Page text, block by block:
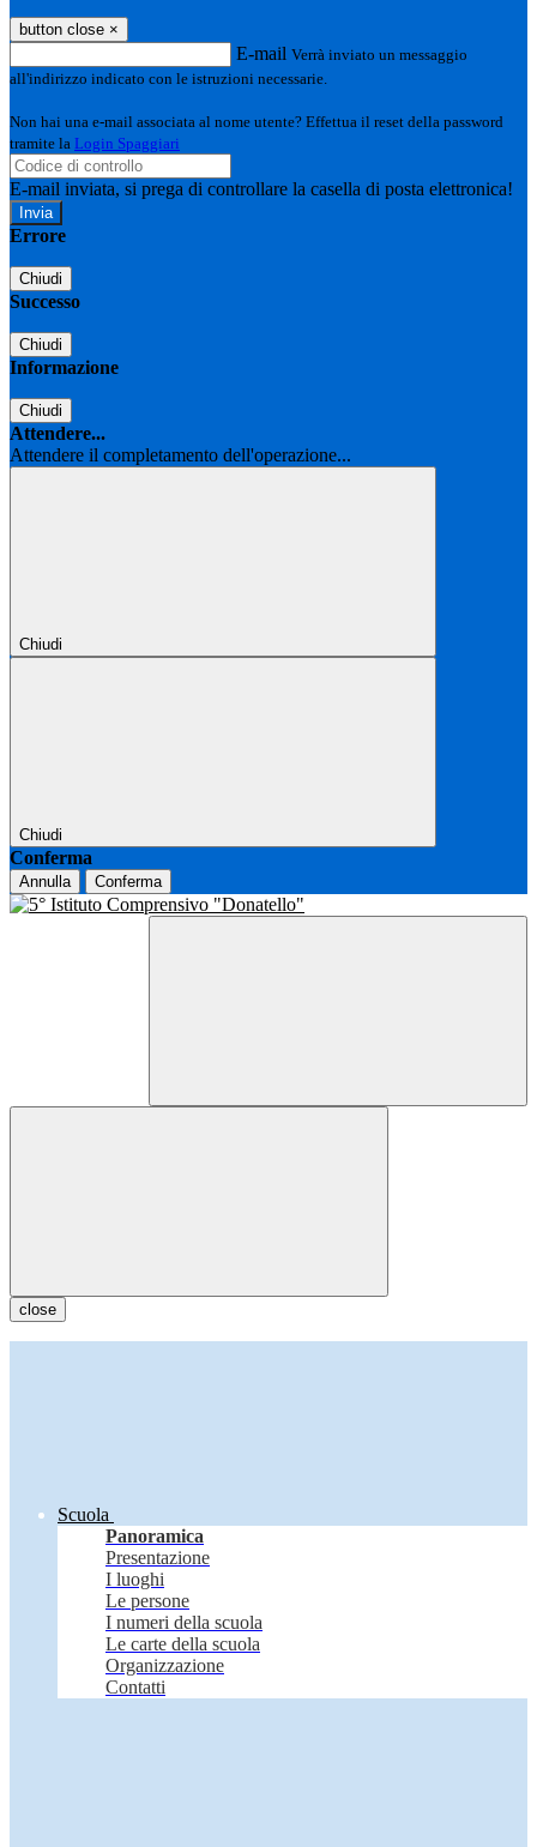
button close ×
E-mail Verrà inviato un messaggio
all'indirizzo indicato con le istruzioni necessarie.
Non hai una e-mail associata al nome utente? Effettua il reset della password
tramite la Login Spaggiari
E-mail inviata, si prega di controllare la casella di posta elettronica!
Errore
Chiudi
Successo
Chiudi
Informazione
Chiudi
Attendere...
Attendere il completamento dell'operazione...
Chiudi
Chiudi
Conferma
Annulla Conferma
close
Scuola
Panoramica
Presentazione
I luoghi
Le persone
I numeri della scuola
Le carte della scuola
Organizzazione
Contatti